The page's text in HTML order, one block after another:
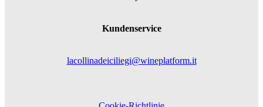
Kundenservice
lacollinadeiciliegi@wineplatform.it